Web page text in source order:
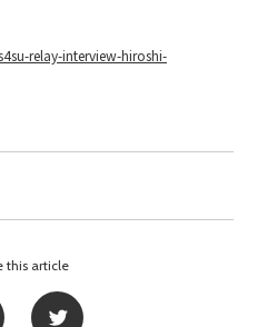
relay-interview-hiroshi-
this article